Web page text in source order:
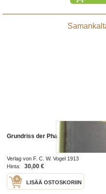
Grundriss der Pharmakologie
Verlag von F. C. W. Vogel 1913
Hinta:
30,00 €
LISÄÄ OSTOSKORIIN